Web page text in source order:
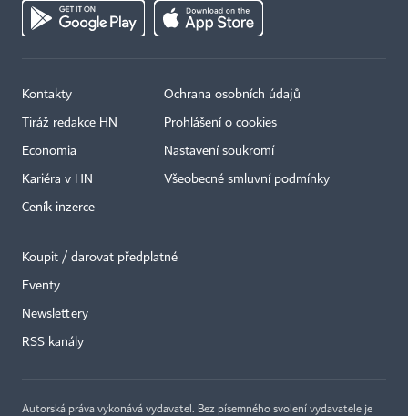
Kontakty
Tiráž redakce HN
Economia
Kariéra v HN
Ceník inzerce
Ochrana osobních údajů
Prohlášení o cookies
Nastavení soukromí
Všeobecné smluvní podmínky
Koupit / darovat předplatné
Eventy
Newslettery
RSS kanály
Autorská práva vykonává vydavatel. Bez písemného svolení vydavatele je